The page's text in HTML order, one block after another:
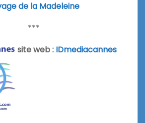
de la Madeleine
***
site web : IDmediacannes